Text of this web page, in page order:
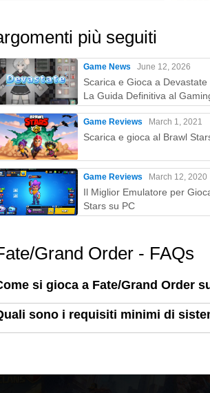
Maeno, M・A・O, Toshiki
Mikami, Shinichiro Miki, Nana
Minase, Naomi Minami, Mayu Mineta,
Ryosuke Morita, Chisato
Daiki Yamashita, Nanami
Aoi Yuki, Yukana, Koji Yusa,
Azumi Waki, Misaki Watada
complessiva, Scenario
Nasu
capo dei personaggi
LUNA
Higashide, Hikaru Sakurai
Minase, Meteo Hoshizora
ospiti
Ban Madoka, Jinroku Myogaya,
più seguiti
Game News June 12, 2026
Scarica e Gioca a Devastate
La Guida Definitiva al
MEmu Play
Game Reviews March 1, 2021
Scarica e gioca al Brawl
Game Reviews March 12, 2020
Il Miglior Emulatore per
Stars su PC
Grand Order - FAQs
si gioca a Fate/Grand Order
sono i requisiti minimi di